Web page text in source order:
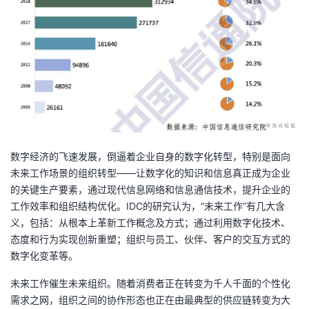
证
实
验
的
收
藏
持
建
议
数字经济的飞速发展，倒逼着企业自身的数字化转型，特别是面向
未来工作场景的组织转型——让数字化的知识和信息真正成为企业
的关键生产要素，通过现代信息网络和信息通信技术，提升企业的
工作效率和组织结构优化。IDC的研究认为，“未来工作”有几大含
义，包括：从根本上革新工作概念及方式；通过利用数字化技术、
态度和行为实现创新重塑；组织与员工、伙伴、客户的交互方式的
数字化变革等。
未来工作催生未来组织。随着消费者正在转变为千人千面的个性化
需求之网，组织之间的协作形态也正在由最典型的供应链转变为大